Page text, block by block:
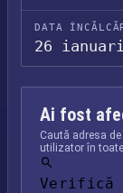
DATA
26
Ai fost
Caută adresa
utilizator în
Verifică